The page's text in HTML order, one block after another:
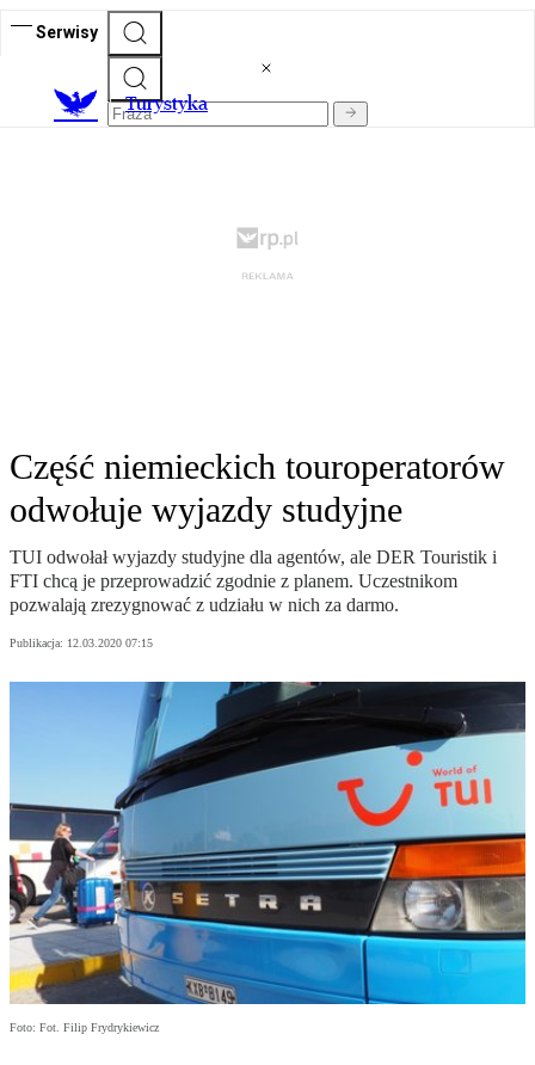
Serwisy
Turystyka
Część niemieckich touroperatorów
odwołuje wyjazdy studyjne
TUI odwołał wyjazdy studyjne dla agentów, ale DER Touristik i
FTI chcą je przeprowadzić zgodnie z planem. Uczestnikom
pozwalają zrezygnować z udziału w nich za darmo.
Publikacja: 12.03.2020 07:15
Foto: Fot. Filip Frydrykiewicz